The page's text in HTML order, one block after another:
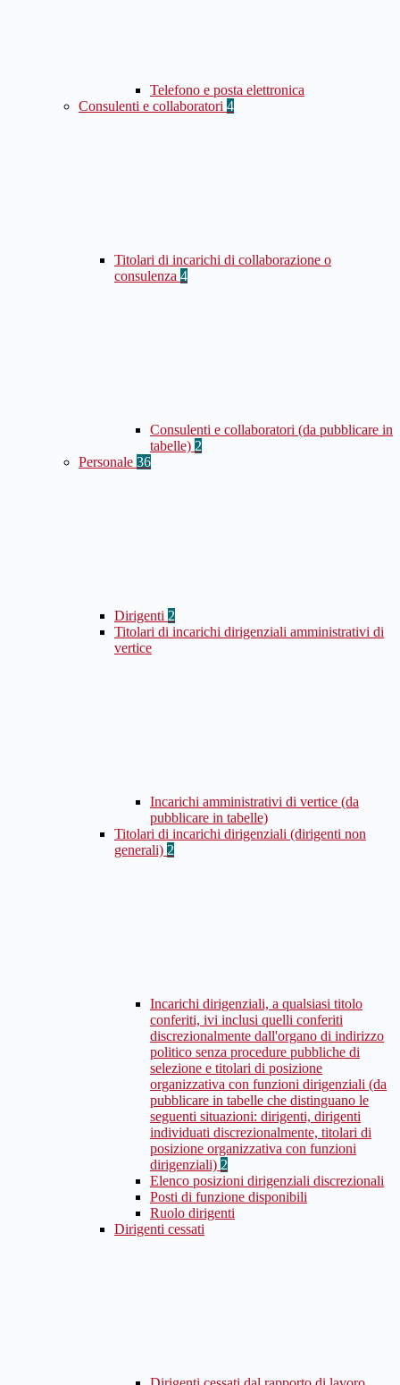
Telefono e posta elettronica
Consulenti e collaboratori 4
Titolari di incarichi di collaborazione o
consulenza 4
Consulenti e collaboratori (da pubblicare in
tabelle) 2
Personale 36
Dirigenti 2
Titolari di incarichi dirigenziali amministrativi di
vertice
Incarichi amministrativi di vertice (da
pubblicare in tabelle)
Titolari di incarichi dirigenziali (dirigenti non
generali) 2
Incarichi dirigenziali, a qualsiasi titolo
conferiti, ivi inclusi quelli conferiti
discrezionalmente dall'organo di indirizzo
politico senza procedure pubbliche di
selezione e titolari di posizione
organizzativa con funzioni dirigenziali (da
pubblicare in tabelle che distinguano le
seguenti situazioni: dirigenti, dirigenti
individuati discrezionalmente, titolari di
posizione organizzativa con funzioni
dirigenziali) 2
Elenco posizioni dirigenziali discrezionali
Posti di funzione disponibili
Ruolo dirigenti
Dirigenti cessati